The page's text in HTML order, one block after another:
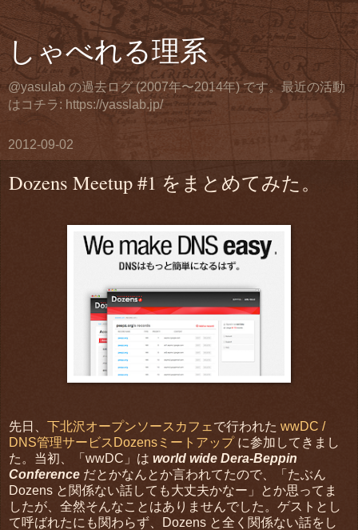
しゃべれる理系
@yasulab の過去ログ (2007年〜2014年) です。最近の活動
はコチラ: https://yasslab.jp/
2012-09-02
Dozens Meetup #1 をまとめてみた。
先日、 下北沢オープンソースカフェ で行われた wwDC /
DNS管理サービスDozensミートアップに参加してきまし
た。当初、「wwDC」は world wide Dera-Beppin
Conference だとかなんとか言われてたので、「たぶん
Dozens と関係ない話しても大丈夫かなー」とか思ってま
したが、全然そんなことはありませんでした。ゲストとし
て呼ばれたにも関わらず、Dozens と全く関係ない話をし